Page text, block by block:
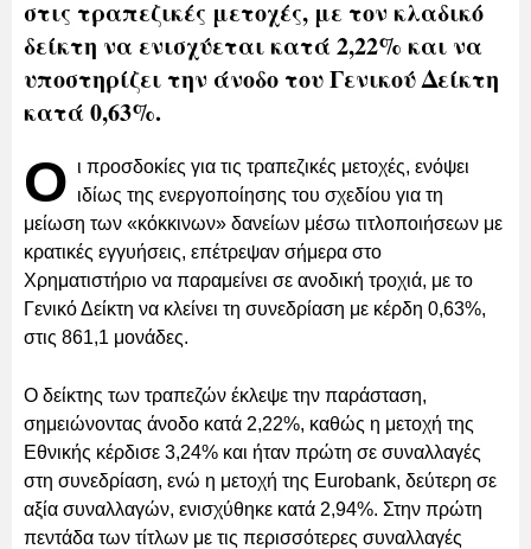
στις τραπεζικές μετοχές, με τον κλαδικό
δείκτη να ενισχύεται κατά 2,22% και να
υποστηρίζει την άνοδο του Γενικού Δείκτη
κατά 0,63%.
Ο ι προσδοκίες για τις τραπεζικές μετοχές, ενόψει
ιδίως της ενεργοποίησης του σχεδίου για τη
μείωση των «κόκκινων» δανείων μέσω τιτλοποιήσεων με
κρατικές εγγυήσεις, επέτρεψαν σήμερα στο
Χρηματιστήριο να παραμείνει σε ανοδική τροχιά, με το
Γενικό Δείκτη να κλείνει τη συνεδρίαση με κέρδη 0,63%,
στις 861,1 μονάδες.
Ο δείκτης των τραπεζών έκλεψε την παράσταση,
σημειώνοντας άνοδο κατά 2,22%, καθώς η μετοχή της
Εθνικής κέρδισε 3,24% και ήταν πρώτη σε συναλλαγές
στη συνεδρίαση, ενώ η μετοχή της Eurobank, δεύτερη σε
αξία συναλλαγών, ενισχύθηκε κατά 2,94%. Στην πρώτη
πεντάδα των τίτλων με τις περισσότερες συναλλαγές